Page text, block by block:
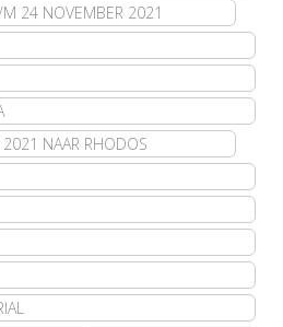
M 24 NOVEMBER 2021
NAAR RHODOS